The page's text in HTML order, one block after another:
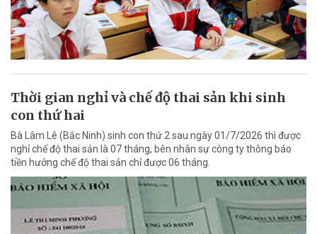
Thời gian nghỉ và chế độ thai sản khi sinh
con thứ hai
Bà Lâm Lê (Bắc Ninh) sinh con thứ 2 sau ngày 01/7/2026 thì được
nghỉ chế độ thai sản là 07 tháng, bên nhân sự công ty thông báo
tiền hưởng chế độ thai sản chỉ được 06 tháng.